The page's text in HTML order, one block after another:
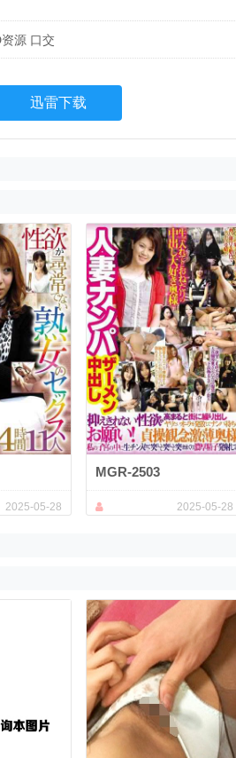
源 口交
迅雷下载
2025-05-28
MGR-2503
2025-05-28